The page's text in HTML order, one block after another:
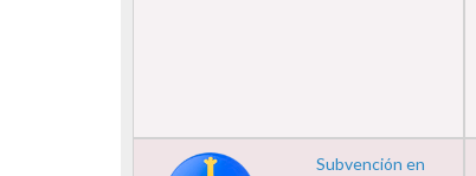
Subvención en